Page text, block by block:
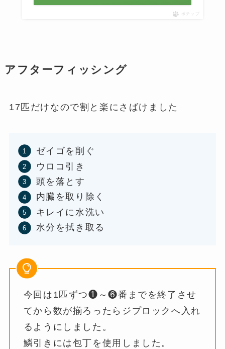
ポチップ
アフターフィッシング
17匹だけなので割と楽にさばけました
ゼイゴを削ぐ
ウロコ引き
頭を落とす
内臓を取り除く
キレイに水洗い
水分を拭き取る
今回は1匹ずつ❶～❻番までを終了させ
てから数が揃ろったらジプロックへ入れ
るようにしました。
鱗引きには包丁を使用しました。